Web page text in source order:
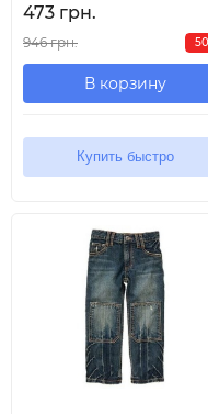
473 грн.
946 грн.
В корзину
Купить быстро